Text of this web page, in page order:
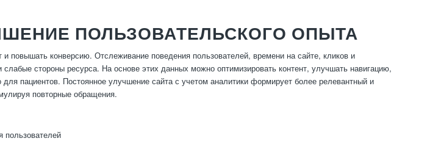
ПОЛЬЗОВАТЕЛЬСКОГО ОПЫТА
и повышать конверсию. Отслеживание поведения пользователей, времени на сайте, кликов и
стороны ресурса. На основе этих данных можно оптимизировать контент, улучшать навигацию,
пациентов. Постоянное улучшение сайта с учетом аналитики формирует более релевантный и
повторные обращения.
пользователей